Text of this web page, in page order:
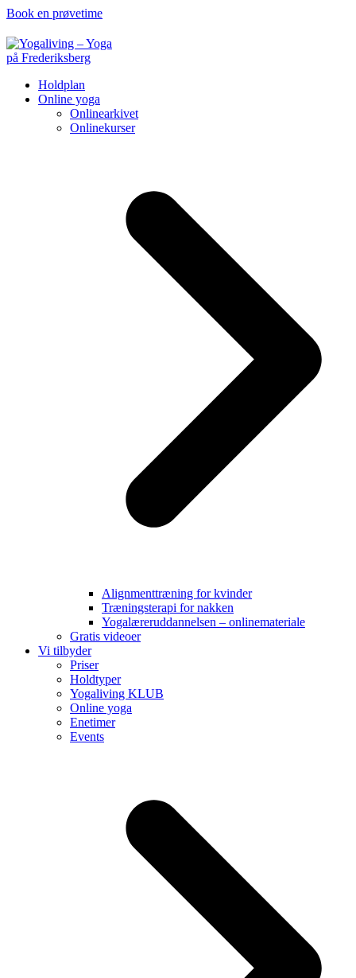
Book en prøvetime
Holdplan
Online yoga
Onlinearkivet
Onlinekurser
Alignmenttræning for kvinder
Træningsterapi for nakken
Yogalæreruddannelsen – onlinemateriale
Gratis videoer
Vi tilbyder
Priser
Holdtyper
Yogaliving KLUB
Online yoga
Enetimer
Events